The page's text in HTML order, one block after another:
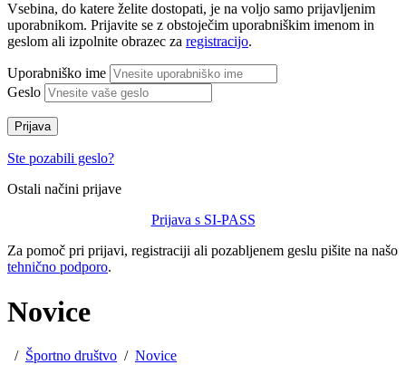
Vsebina, do katere želite dostopati, je na voljo samo prijavljenim
uporabnikom. Prijavite se z obstoječim uporabniškim imenom in
geslom ali izpolnite obrazec za registracijo.
Uporabniško ime
Geslo
Prijava
Ste pozabili geslo?
Ostali načini prijave
Prijava s SI-PASS
Za pomoč pri prijavi, registraciji ali pozabljenem geslu pišite na našo
tehnično podporo.
Novice
/ Športno društvo / Novice